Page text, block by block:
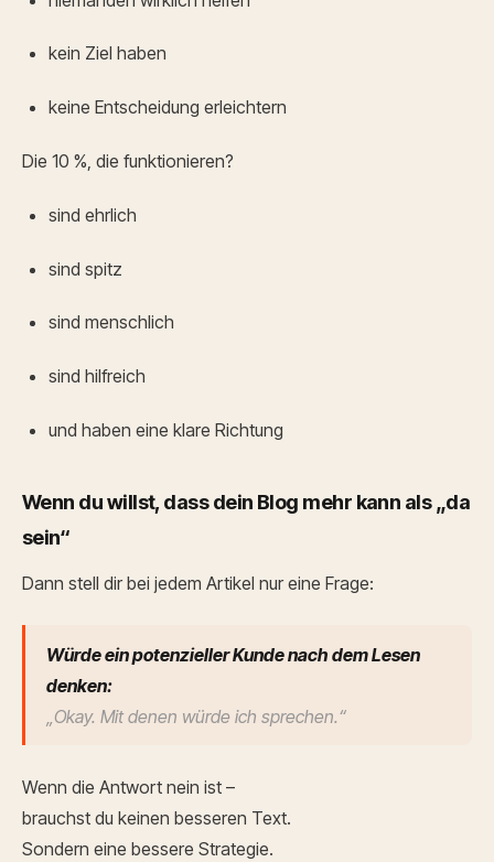
kein Ziel haben
keine Entscheidung erleichtern
Die 10 %, die funktionieren?
sind ehrlich
sind spitz
sind menschlich
sind hilfreich
und haben eine klare Richtung
Wenn du willst, dass dein Blog mehr kann als „da
sein“
Dann stell dir bei jedem Artikel nur eine Frage:
Würde ein potenzieller Kunde nach dem Lesen
denken:
„Okay. Mit denen würde ich sprechen.“
Wenn die Antwort nein ist –
brauchst du keinen besseren Text.
Sondern eine bessere Strategie.